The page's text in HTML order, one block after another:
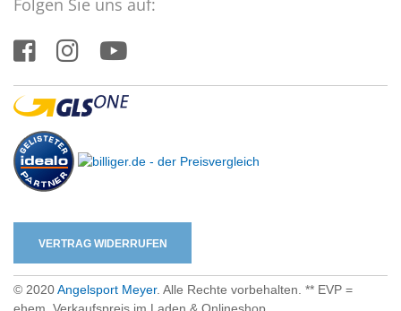
Folgen Sie uns auf:
VERTRAG WIDERRUFEN
© 2020Angelsport Meyer. Alle Rechte vorbehalten. ** EVP =